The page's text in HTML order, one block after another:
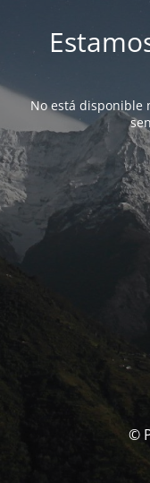
No está disponible
©